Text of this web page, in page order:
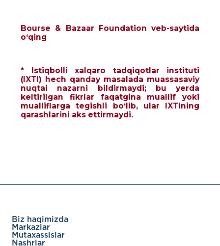
Bourse & Bazaar Foundation veb-saytida
o‘qing
* Istiqbolli xalqaro tadqiqotlar instituti
(IXTI) hech qanday masalada muassasaviy
nuqtai nazarni bildirmaydi; bu yerda
keltirilgan fikrlar faqatgina muallif yoki
mualliflarga tegishli bo‘lib, ular IXTIning
qarashlarini aks ettirmaydi.
Biz haqimizda
Markazlar
Mutaxassislar
Nashrlar